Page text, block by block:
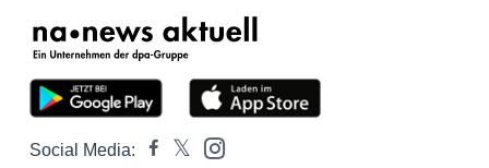
Social Media: